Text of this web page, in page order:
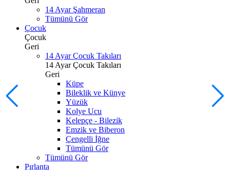
14 Ayar Şahmeran
Tümünü Gör
Çocuk
Çocuk
Geri
14 Ayar Çocuk Takıları
14 Ayar Çocuk Takıları
Geri
Küpe
Bileklik ve Künye
Yüzük
Kolye Ucu
Kelepçe - Bilezik
Emzik ve Biberon
Çengelli İğne
Tümünü Gör
Tümünü Gör
Pırlanta